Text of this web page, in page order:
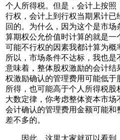
个人所得税。但是，会计上按
行权，会计上到行权当期累计已
回的。为什么，因为这个是市
算期权公允价值时计算的就是
可能不行权的因素我都计算为概
所以，市场条件不达标，我也
意味着，整体股权激励的会计结
权激励确认的管理费用可能低于
所得，也可能高于个人所得税
大数定律，你考虑整体资本市
会计确认的管理费用金额可能和
差不多的。
因此，这里大家就可以看到